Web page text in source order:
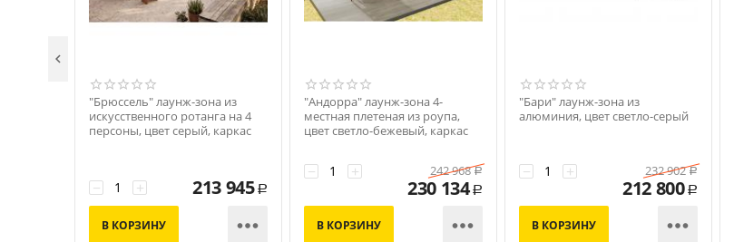
"Брюссель" лаунж-зона из
искусственного ротанга на 4
персоны, цвет серый, каркас
+
− 213 945 Р
В КОРЗИНУ 
"Андорра" лаунж-зона 4-
местная плетеная из роупа,
цвет светло-бежевый, каркас
+
− 242 968 Р
230 134 Р
В КОРЗИНУ 
"Бари" лаунж-зона из
алюминия, цвет светло-серый
+
− 232 902 Р
212 800 Р
В КОРЗИНУ 
